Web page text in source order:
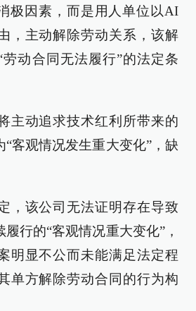
极因素，而是用人单位以AI
，主动解除劳动关系，该解
动合同无法履行”的法定条
主动追求技术红利所带来的
“客观情况发生重大变化”，缺
，该公司无法证明存在导致
行的“客观情况重大变化”，
明显不公而未能满足法定程
单方解除劳动合同的行为构